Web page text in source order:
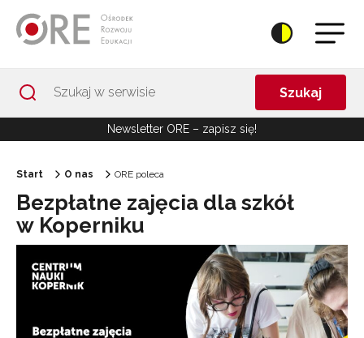
Szukaj
Newsletter ORE – zapisz się!
Start O nas ORE poleca
Bezpłatne zajęcia dla szkół
w Koperniku